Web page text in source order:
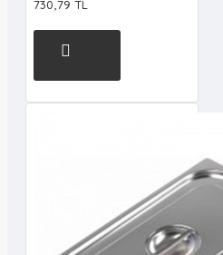
730,79 TL